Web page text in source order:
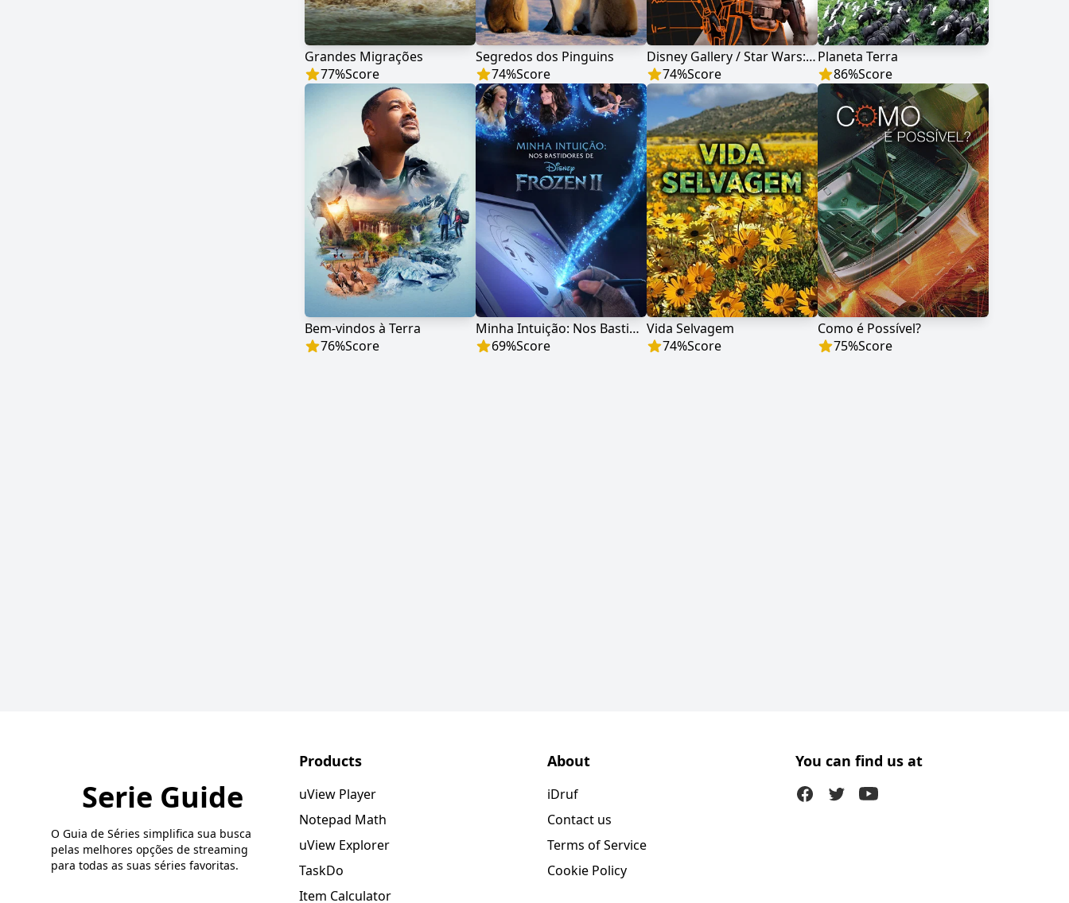
Grandes Migrações
77%Score
Segredos dos Pinguins
74%Score
Disney Gallery / Star Wars: The Mandalorian
74%Score
Planeta Terra
86%Score
Bem-vindos à Terra
76%Score
Minha Intuição: Nos Bastidores de Frozen 2
69%Score
Vida Selvagem
74%Score
Como é Possível?
75%Score
Serie Guide
O Guia de Séries simplifica sua busca
pelas melhores opções de streaming
para todas as suas séries favoritas.
Products
uView Player
Notepad Math
uView Explorer
TaskDo
Item Calculator
About
iDruf
Contact us
Terms of Service
Cookie Policy
You can find us at
FacebookTwitter (X)Youtube